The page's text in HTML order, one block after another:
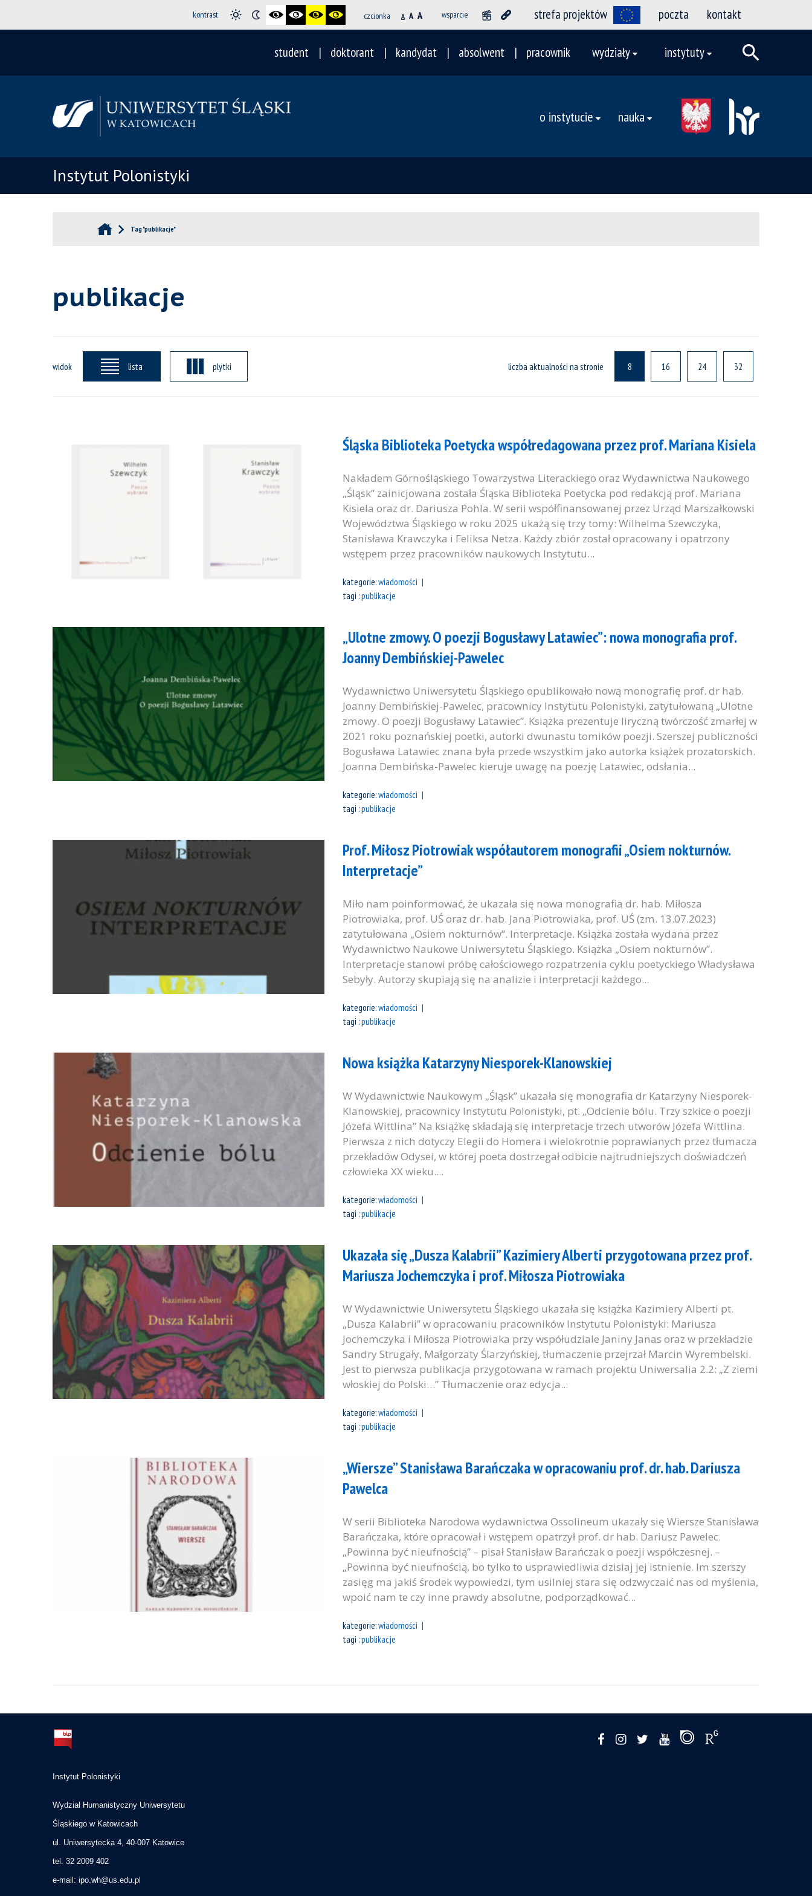
kontrast czcionka A A A wsparcie strefa projektów poczta kontakt
student doktorant kandydat absolwent pracownik wydziały instytuty
o instytucie nauka
Instytut Polonistyki
Tag "publikacje"
publikacje
widok lista plytki liczba aktualności na stronie 8 16 24 32
Śląska Biblioteka Poetycka współredagowana przez prof. Mariana Kisiela
Nakładem Górnośląskiego Towarzystwa Literackiego oraz Wydawnictwa Naukowego
„Śląsk” zainicjowana została Śląska Biblioteka Poetycka pod redakcją prof. Mariana
Kisiela oraz dr. Dariusza Pohla. W serii współfinansowanej przez Urząd Marszałkowski
Województwa Śląskiego w roku 2025 ukażą się trzy tomy: Wilhelma Szewczyka,
Stanisława Krawczyka i Feliksa Netza. Każdy zbiór został opracowany i opatrzony
wstępem przez pracowników naukowych Instytutu...
kategorie:wiadomości
tagi :publikacje
„Ulotne zmowy. O poezji Bogusławy Latawiec”: nowa monografia prof.
Joanny Dembińskiej-Pawelec
Wydawnictwo Uniwersytetu Śląskiego opublikowało nową monografię prof. dr hab.
Joanny Dembińskiej-Pawelec, pracownicy Instytutu Polonistyki, zatytułowaną „Ulotne
zmowy. O poezji Bogusławy Latawiec”. Książka prezentuje liryczną twórczość zmarłej w
2021 roku poznańskiej poetki, autorki dwunastu tomików poezji. Szerszej publiczności
Bogusława Latawiec znana była przede wszystkim jako autorka książek prozatorskich.
Joanna Dembińska-Pawelec kieruje uwagę na poezję Latawiec, odsłania...
kategorie:wiadomości
tagi :publikacje
Prof. Miłosz Piotrowiak współautorem monografii „Osiem nokturnów.
Interpretacje”
Miło nam poinformować, że ukazała się nowa monografia dr. hab. Miłosza
Piotrowiaka, prof. UŚ oraz dr. hab. Jana Piotrowiaka, prof. UŚ (zm. 13.07.2023)
zatytułowana „Osiem nokturnów”. Interpretacje. Książka została wydana przez
Wydawnictwo Naukowe Uniwersytetu Śląskiego. Książka „Osiem nokturnów”.
Interpretacje stanowi próbę całościowego rozpatrzenia cyklu poetyckiego Władysława
Sebyły. Autorzy skupiają się na analizie i interpretacji każdego...
kategorie:wiadomości
tagi :publikacje
Nowa książka Katarzyny Niesporek-Klanowskiej
W Wydawnictwie Naukowym „Śląsk” ukazała się monografia dr Katarzyny Niesporek-
Klanowskiej, pracownicy Instytutu Polonistyki, pt. „Odcienie bólu. Trzy szkice o poezji
Józefa Wittlina” Na książkę składają się interpretacje trzech utworów Józefa Wittlina.
Pierwsza z nich dotyczy Elegii do Homera i wielokrotnie poprawianych przez tłumacza
przekładów Odysei, w której poeta dostrzegał odbicie najtrudniejszych doświadczeń
człowieka XX wieku....
kategorie:wiadomości
tagi :publikacje
Ukazała się „Dusza Kalabrii” Kazimiery Alberti przygotowana przez prof.
Mariusza Jochemczyka i prof. Miłosza Piotrowiaka
W Wydawnictwie Uniwersytetu Śląskiego ukazała się książka Kazimiery Alberti pt.
„Dusza Kalabrii” w opracowaniu pracowników Instytutu Polonistyki: Mariusza
Jochemczyka i Miłosza Piotrowiaka przy współudziale Janiny Janas oraz w przekładzie
Sandry Strugały, Małgorzaty Ślarzyńskiej, tłumaczenie przejrzał Marcin Wyrembelski.
Jest to pierwsza publikacja przygotowana w ramach projektu Uniwersalia 2.2: „Z ziemi
włoskiej do Polski…” Tłumaczenie oraz edycja...
kategorie:wiadomości
tagi :publikacje
„Wiersze” Stanisława Barańczaka w opracowaniu prof. dr. hab. Dariusza
Pawelca
W serii Biblioteka Narodowa wydawnictwa Ossolineum ukazały się Wiersze Stanisława
Barańczaka, które opracował i wstępem opatrzył prof. dr hab. Dariusz Pawelec.
„Powinna być nieufnością” – pisał Stanisław Barańczak o poezji współczesnej. –
„Powinna być nieufnością, bo tylko to usprawiedliwia dzisiaj jej istnienie. Im szerszy
zasięg ma jakiś środek wypowiedzi, tym usilniej stara się odzwyczaić nas od myślenia,
wpoić nam te czy inne prawdy absolutne, podporządkować...
kategorie:wiadomości
tagi :publikacje
Instytut Polonistyki
Wydział Humanistyczny Uniwersytetu
Śląskiego w Katowicach
ul. Uniwersytecka 4, 40-007 Katowice
tel. 32 2009 402
e-mail: ipo.wh@us.edu.pl